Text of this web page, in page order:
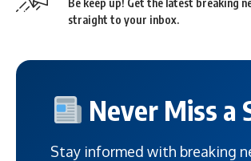
straight to your inbox.
Never Miss a
Stay informed with breaking